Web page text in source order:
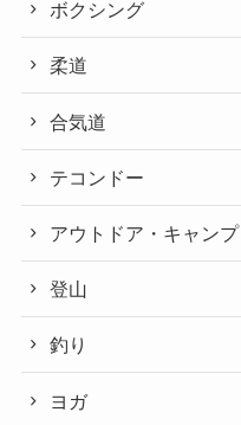
ボクシング
柔道
合気道
テコンドー
アウトドア・キャンプ
登山
釣り
ヨガ